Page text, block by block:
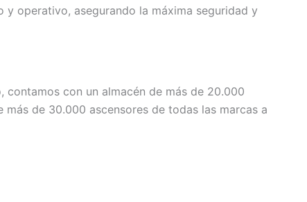
operativo, asegurando la máxima seguridad y
contamos con un almacén de más de 20.000
de 30.000 ascensores de todas las marcas a